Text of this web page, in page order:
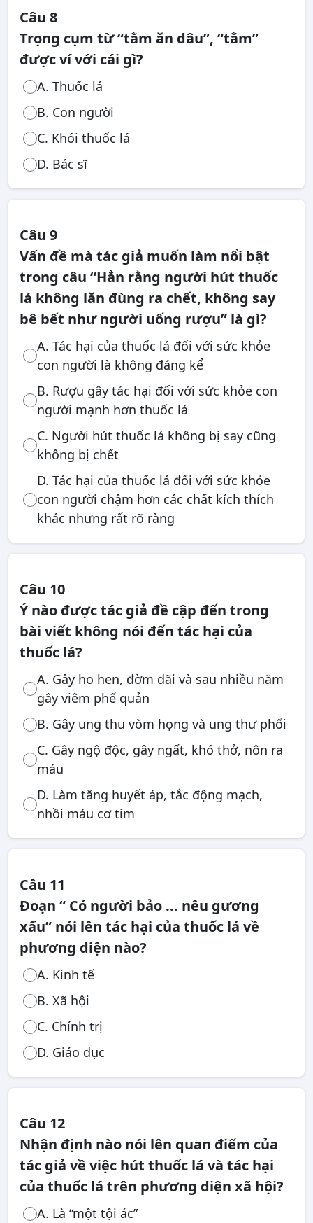
Câu 8
Trọng cụm từ “tằm ăn dâu”, “tằm”
được ví với cái gì?
A. Thuốc lá
B. Con người
C. Khói thuốc lá
D. Bác sĩ
Câu 9
Vấn đề mà tác giả muốn làm nổi bật
trong câu “Hẳn rằng người hút thuốc
lá không lăn đùng ra chết, không say
bê bết như người uống rượu” là gì?
A. Tác hại của thuốc lá đối với sức khỏe
con người là không đáng kể
B. Rượu gây tác hại đối với sức khỏe con
người mạnh hơn thuốc lá
C. Người hút thuốc lá không bị say cũng
không bị chết
D. Tác hại của thuốc lá đối với sức khỏe
con người chậm hơn các chất kích thích
khác nhưng rất rõ ràng
Câu 10
Ý nào được tác giả đề cập đến trong
bài viết không nói đến tác hại của
thuốc lá?
A. Gây ho hen, đờm dãi và sau nhiều năm
gây viêm phế quản
B. Gây ung thu vòm họng và ung thư phổi
C. Gây ngộ độc, gây ngất, khó thở, nôn ra
máu
D. Làm tăng huyết áp, tắc động mạch,
nhồi máu cơ tim
Câu 11
Đoạn “ Có người bảo ... nêu gương
xấu” nói lên tác hại của thuốc lá về
phương diện nào?
A. Kinh tế
B. Xã hội
C. Chính trị
D. Giáo dục
Câu 12
Nhận định nào nói lên quan điểm của
tác giả về việc hút thuốc lá và tác hại
của thuốc lá trên phương diện xã hội?
A. Là “một tội ác”